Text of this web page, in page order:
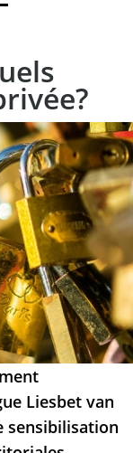
Liesbet van
sensibilisation